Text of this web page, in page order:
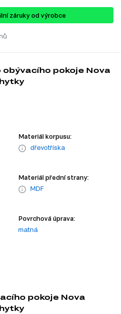
záruky od výrobce
pokoje Nova
Materiál korpusu:
dřevotříska
Materiál přední strany:
MDF
Povrchová úprava:
matná
pokoje Nova